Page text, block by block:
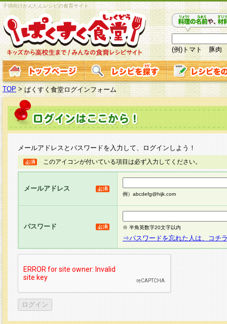
子供向けかんたんレシピの食育サイト
(例)トマト 豚肉
TOP > ぱくすく食堂ログインフォーム
メールアドレスとパスワードを入力して、ログインしよう！
このアイコンが付いている項目は必ず入力してください。
メールアドレス
例）abcdefg@hijk.com
パスワード ※ 半角英数字20文字以内
⇒パスワードを忘れた人は、コチ